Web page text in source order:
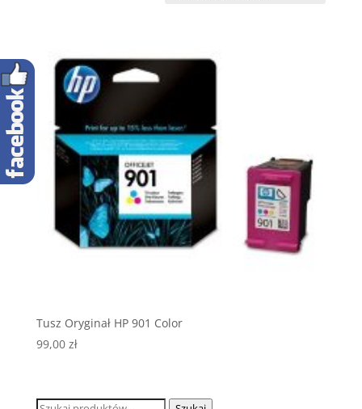
Tusz Oryginał HP 901 Color
99,00 zł